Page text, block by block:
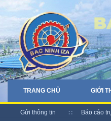
TRANG CHỦ GIỚI
Gửi thông tin Báo cáo